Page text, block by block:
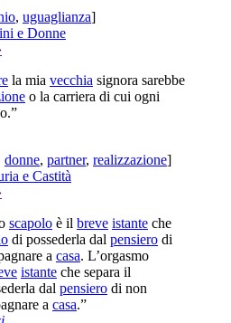
, uguaglianza]
e Donne
la mia vecchia signora sarebbe
o la carriera di cui ogni
donne, partner, realizzazione]
e Castità
scapolo è il breve istante che
di possederla dal pensiero di
a casa. L’orgasmo
istante che separa il
dal pensiero di non
a casa.”